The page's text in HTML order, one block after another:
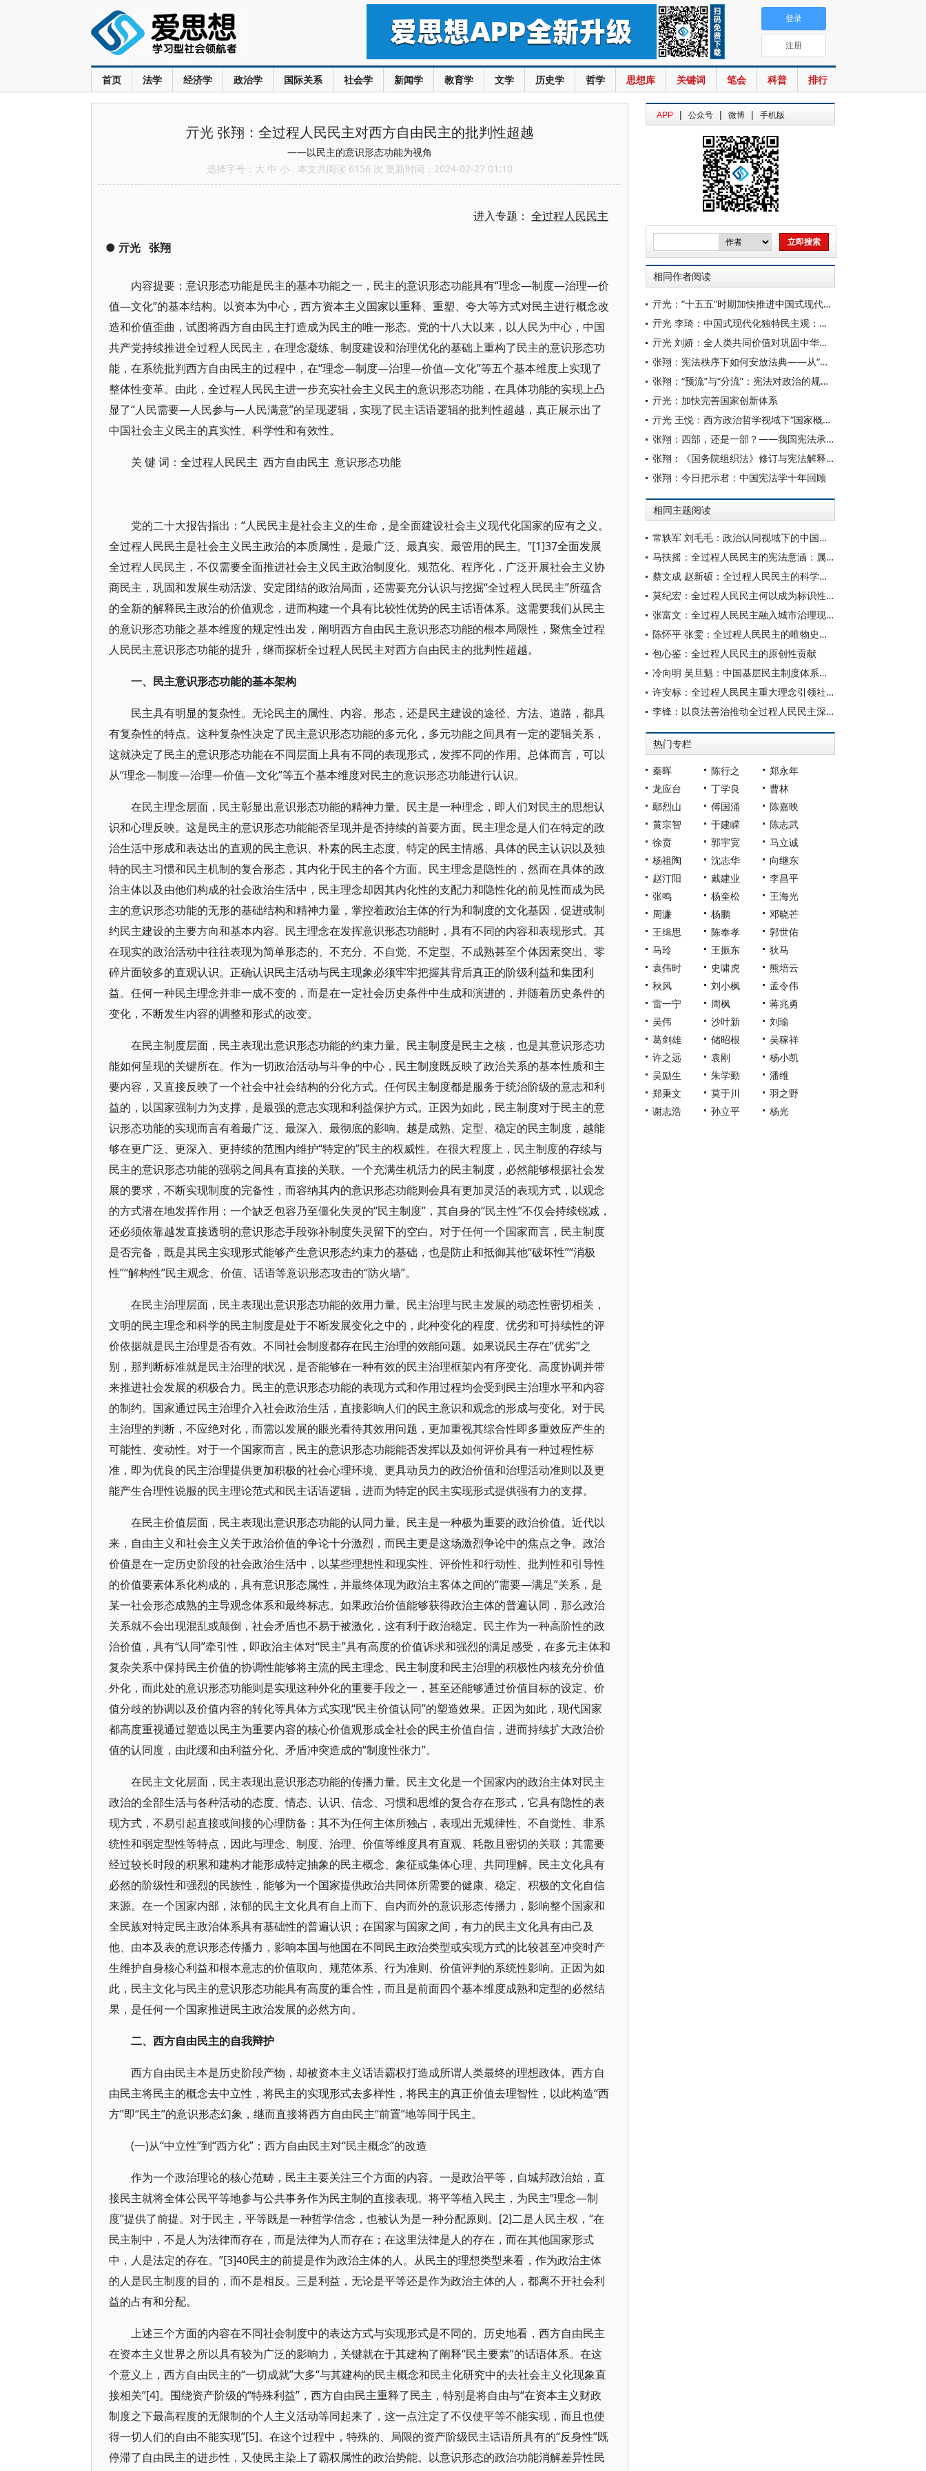
首页 法学 经济学 政治学 国际关系 社会学 新闻学 教育学 文学 历史学 哲学 思想库 关键词 笔会 科普 排行
登录
注册
亓光 张翔：全过程人民民主对西方自由民主的批判性超越
——以民主的意识形态功能为视角
选择字号： 大 中 小 本文共阅读 6156 次 更新时间：2024-02-27 01:10
进入专题： 全过程人民民主
● 亓光 张翔
内容提要：意识形态功能是民主的基本功能之一，民主的意识形态功能具有“理念—制度—治理—价
值—文化”的基本结构。以资本为中心，西方资本主义国家以重释、重塑、夸大等方式对民主进行概念改
造和价值歪曲，试图将西方自由民主打造成为民主的唯一形态。党的十八大以来，以人民为中心，中国
共产党持续推进全过程人民民主，在理念凝练、制度建设和治理优化的基础上重构了民主的意识形态功
能，在系统批判西方自由民主的过程中，在“理念—制度—治理—价值—文化”等五个基本维度上实现了
整体性变革。由此，全过程人民民主进一步充实社会主义民主的意识形态功能，在具体功能的实现上凸
显了“人民需要—人民参与—人民满意”的呈现逻辑，实现了民主话语逻辑的批判性超越，真正展示出了
中国社会主义民主的真实性、科学性和有效性。
关 键 词：全过程人民民主 西方自由民主 意识形态功能
党的二十大报告指出：“人民民主是社会主义的生命，是全面建设社会主义现代化国家的应有之义。
全过程人民民主是社会主义民主政治的本质属性，是最广泛、最真实、最管用的民主。”[1]37全面发展
全过程人民民主，不仅需要全面推进社会主义民主政治制度化、规范化、程序化，广泛开展社会主义协
商民主，巩固和发展生动活泼、安定团结的政治局面，还需要充分认识与挖掘“全过程人民民主”所蕴含
的全新的解释民主政治的价值观念，进而构建一个具有比较性优势的民主话语体系。这需要我们从民主
的意识形态功能之基本维度的规定性出发，阐明西方自由民主意识形态功能的根本局限性，聚焦全过程
人民民主意识形态功能的提升，继而探析全过程人民民主对西方自由民主的批判性超越。
一、民主意识形态功能的基本架构
民主具有明显的复杂性。无论民主的属性、内容、形态，还是民主建设的途径、方法、道路，都具
有复杂性的特点。这种复杂性决定了民主意识形态功能的多元化，多元功能之间具有一定的逻辑关系，
这就决定了民主的意识形态功能在不同层面上具有不同的表现形式，发挥不同的作用。总体而言，可以
从“理念—制度—治理—价值—文化”等五个基本维度对民主的意识形态功能进行认识。
在民主理念层面，民主彰显出意识形态功能的精神力量。民主是一种理念，即人们对民主的思想认
识和心理反映。这是民主的意识形态功能能否呈现并是否持续的首要方面。民主理念是人们在特定的政
治生活中形成和表达出的直观的民主意识、朴素的民主态度、特定的民主情感、具体的民主认识以及独
特的民主习惯和民主机制的复合形态，其内化于民主的各个方面。民主理念是隐性的，然而在具体的政
治主体以及由他们构成的社会政治生活中，民主理念却因其内化性的支配力和隐性化的前见性而成为民
主的意识形态功能的无形的基础结构和精神力量，掌控着政治主体的行为和制度的文化基因，促进或制
约民主建设的主要方向和基本内容。民主理念在发挥意识形态功能时，具有不同的内容和表现形式。其
在现实的政治活动中往往表现为简单形态的、不充分、不自觉、不定型、不成熟甚至个体因素突出、零
碎片面较多的直观认识。正确认识民主活动与民主现象必须牢牢把握其背后真正的阶级利益和集团利
益。任何一种民主理念并非一成不变的，而是在一定社会历史条件中生成和演进的，并随着历史条件的
变化，不断发生内容的调整和形式的改变。
在民主制度层面，民主表现出意识形态功能的约束力量。民主制度是民主之核，也是其意识形态功
能如何呈现的关键所在。作为一切政治活动与斗争的中心，民主制度既反映了政治关系的基本性质和主
要内容，又直接反映了一个社会中社会结构的分化方式。任何民主制度都是服务于统治阶级的意志和利
益的，以国家强制力为支撑，是最强的意志实现和利益保护方式。正因为如此，民主制度对于民主的意
识形态功能的实现而言有着最广泛、最深入、最彻底的影响。越是成熟、定型、稳定的民主制度，越能
够在更广泛、更深入、更持续的范围内维护“特定的”民主的权威性。在很大程度上，民主制度的存续与
民主的意识形态功能的强弱之间具有直接的关联。一个充满生机活力的民主制度，必然能够根据社会发
展的要求，不断实现制度的完备性，而容纳其内的意识形态功能则会具有更加灵活的表现方式，以观念
的方式潜在地发挥作用；一个缺乏包容乃至僵化失灵的“民主制度”，其自身的“民主性”不仅会持续锐减，
还必须依靠越发直接透明的意识形态手段弥补制度失灵留下的空白。对于任何一个国家而言，民主制度
是否完备，既是其民主实现形式能够产生意识形态约束力的基础，也是防止和抵御其他“破坏性”“消极
性”“解构性”民主观念、价值、话语等意识形态攻击的“防火墙”。
在民主治理层面，民主表现出意识形态功能的效用力量。民主治理与民主发展的动态性密切相关，
文明的民主理念和科学的民主制度是处于不断发展变化之中的，此种变化的程度、优劣和可持续性的评
价依据就是民主治理是否有效。不同社会制度都存在民主治理的效能问题。如果说民主存在“优劣”之
别，那判断标准就是民主治理的状况，是否能够在一种有效的民主治理框架内有序变化、高度协调并带
来推进社会发展的积极合力。民主的意识形态功能的表现方式和作用过程均会受到民主治理水平和内容
的制约。国家通过民主治理介入社会政治生活，直接影响人们的民主意识和观念的形成与变化。对于民
主治理的判断，不应绝对化，而需以发展的眼光看待其效用问题，更加重视其综合性即多重效应产生的
可能性、变动性。对于一个国家而言，民主的意识形态功能能否发挥以及如何评价具有一种过程性标
准，即为优良的民主治理提供更加积极的社会心理环境、更具动员力的政治价值和治理活动准则以及更
能产生合理性说服的民主理论范式和民主话语逻辑，进而为特定的民主实现形式提供强有力的支撑。
在民主价值层面，民主表现出意识形态功能的认同力量。民主是一种极为重要的政治价值。近代以
来，自由主义和社会主义关于政治价值的争论十分激烈，而民主更是这场激烈争论中的焦点之争。政治
价值是在一定历史阶段的社会政治生活中，以某些理想性和现实性、评价性和行动性、批判性和引导性
的价值要素体系化构成的，具有意识形态属性，并最终体现为政治主客体之间的“需要—满足”关系，是
某一社会形态成熟的主导观念体系和最终标志。如果政治价值能够获得政治主体的普遍认同，那么政治
关系就不会出现混乱或颠倒，社会矛盾也不易于被激化，这有利于政治稳定。民主作为一种高阶性的政
治价值，具有“认同”牵引性，即政治主体对“民主”具有高度的价值诉求和强烈的满足感受，在多元主体和
复杂关系中保持民主价值的协调性能够将主流的民主理念、民主制度和民主治理的积极性内核充分价值
外化，而此处的意识形态功能则是实现这种外化的重要手段之一，甚至还能够通过价值目标的设定、价
值分歧的协调以及价值内容的转化等具体方式实现“民主价值认同”的塑造效果。正因为如此，现代国家
都高度重视通过塑造以民主为重要内容的核心价值观形成全社会的民主价值自信，进而持续扩大政治价
值的认同度，由此缓和由利益分化、矛盾冲突造成的“制度性张力”。
在民主文化层面，民主表现出意识形态功能的传播力量。民主文化是一个国家内的政治主体对民主
政治的全部生活与各种活动的态度、情态、认识、信念、习惯和思维的复合存在形式，它具有隐性的表
现方式，不易引起直接或间接的心理防备；其不为任何主体所独占，表现出无规律性、不自觉性、非系
统性和弱定型性等特点，因此与理念、制度、治理、价值等维度具有直观、耗散且密切的关联；其需要
经过较长时段的积累和建构才能形成特定抽象的民主概念、象征或集体心理、共同理解。民主文化具有
必然的阶级性和强烈的民族性，能够为一个国家提供政治共同体所需要的健康、稳定、积极的文化自信
来源。在一个国家内部，浓郁的民主文化具有自上而下、自内而外的意识形态传播力，影响整个国家和
全民族对特定民主政治体系具有基础性的普遍认识；在国家与国家之间，有力的民主文化具有由己及
他、由本及表的意识形态传播力，影响本国与他国在不同民主政治类型或实现方式的比较甚至冲突时产
生维护自身核心利益和根本意志的价值取向、规范体系、行为准则、价值评判的系统性影响。正因为如
此，民主文化与民主的意识形态功能具有高度的重合性，而且是前面四个基本维度成熟和定型的必然结
果，是任何一个国家推进民主政治发展的必然方向。
二、西方自由民主的自我辩护
西方自由民主本是历史阶段产物，却被资本主义话语霸权打造成所谓人类最终的理想政体。西方自
由民主将民主的概念去中立性，将民主的实现形式去多样性，将民主的真正价值去理智性，以此构造“西
方”即“民主”的意识形态幻象，继而直接将西方自由民主“前置”地等同于民主。
(一)从“中立性”到“西方化”：西方自由民主对“民主概念”的改造
作为一个政治理论的核心范畴，民主主要关注三个方面的内容。一是政治平等，自城邦政治始，直
接民主就将全体公民平等地参与公共事务作为民主制的直接表现。将平等植入民主，为民主“理念—制
度”提供了前提。对于民主，平等既是一种哲学信念，也被认为是一种分配原则。[2]二是人民主权，“在
民主制中，不是人为法律而存在，而是法律为人而存在；在这里法律是人的存在，而在其他国家形式
中，人是法定的存在。”[3]40民主的前提是作为政治主体的人。从民主的理想类型来看，作为政治主体
的人是民主制度的目的，而不是相反。三是利益，无论是平等还是作为政治主体的人，都离不开社会利
益的占有和分配。
上述三个方面的内容在不同社会制度中的表达方式与实现形式是不同的。历史地看，西方自由民主
在资本主义世界之所以具有较为广泛的影响力，关键就在于其建构了阐释“民主要素”的话语体系。在这
个意义上，西方自由民主的“一切成就”大多“与其建构的民主概念和民主化研究中的去社会主义化现象直
接相关”[4]。围绕资产阶级的“特殊利益”，西方自由民主重释了民主，特别是将自由与“在资本主义财政
制度之下最高程度的无限制的个人主义活动等同起来了，这一点注定了不仅使平等不能实现，而且也使
得一切人们的自由不能实现”[5]。在这个过程中，特殊的、局限的资产阶级民主话语所具有的“反身性”既
停滞了自由民主的进步性，又使民主染上了霸权属性的政治势能。以意识形态的政治功能消解差异性民
APP | 公众号 | 微博 | 手机版
相同作者阅读
亓光：“十五五”时期加快推进中国式现代化独特民主观的国际话语传播
亓光 李琦：中国式现代化独特民主观：分析框架、生成基础与核心要义
亓光 刘娇：全人类共同价值对巩固中华民族文化主体性的赋能进路
张翔：宪法秩序下如何安放法典——从“基础性法律”的适用切入
张翔：“预流”与“分流”：宪法对政治的规范力的学术建构
亓光：加快完善国家创新体系
亓光 王悦：西方政治哲学视域下“国家概念”的历史型构及其反思性阐释——基于马克思主义“美好生活”的国家理论叙事
张翔：四部，还是一部？——我国宪法承继关系的理论重述
张翔：《国务院组织法》修订与宪法解释程序机制的完善
张翔：今日把示君：中国宪法学十年回顾
相同主题阅读
常轶军 刘毛毛：政治认同视域下的中国政治学自主知识体系构建——以全过程人民民主为例
马扶摇：全过程人民民主的宪法意涵：属性、功能与实现
蔡文成 赵新硕：全过程人民民主的科学社会主义民主原则分析
莫纪宏：全过程人民民主何以成为标识性概念
张富文：全过程人民民主融入城市治理现代化的理与路
陈怀平 张雯：全过程人民民主的唯物史观意蕴探赜
包心鉴：全过程人民民主的原创性贡献
冷向明 吴旦魁：中国基层民主制度体系的逻辑结构与健全路径
许安标：全过程人民民主重大理念引领社会主义民主政治建设新发展
李锋：以良法善治推动全过程人民民主深入发展
热门专栏
秦晖 陈行之
郑永年
龙应台
丁学良
曹林
鄢烈山
傅国涌
陈嘉映
黄宗智
于建嵘
陈志武
徐贲
郭宇宽
马立诚
杨祖陶
沈志华
向继东
赵汀阳
戴建业
李昌平
张鸣
杨奎松
王海光
周濂
杨鹏
邓晓芒
王缉思
陈奉孝
郭世佑
马玲
王振东
狄马
袁伟时
史啸虎
熊培云
秋风
刘小枫
孟令伟
雷一宁
周枫
蒋兆勇
吴伟
沙叶新
刘瑜
葛剑雄
储昭根
吴稼祥
许之远
袁刚
杨小凯
吴励生
朱学勤
潘维
郑秉文
莫于川
羽之野
谢志浩
孙立平 杨光